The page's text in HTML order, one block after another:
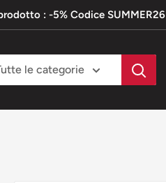
: -5% Codice SUMMER26
le categorie